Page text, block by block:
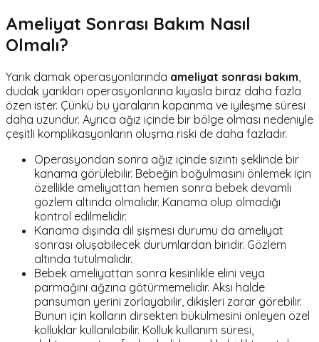
Ameliyat Sonrası Bakım Nasıl
Olmalı?
Yarık damak operasyonlarında ameliyat sonrası bakım,
dudak yarıkları operasyonlarına kıyasla biraz daha fazla
özen ister. Çünkü bu yaraların kapanma ve iyileşme süresi
daha uzundur. Ayrıca ağız içinde bir bölge olması nedeniyle
çeşitli komplikasyonların oluşma riski de daha fazladır.
Operasyondan sonra ağız içinde sızıntı şeklinde bir
kanama görülebilir. Bebeğin boğulmasını önlemek için
özellikle ameliyattan hemen sonra bebek devamlı
gözlem altında olmalıdır. Kanama olup olmadığı
kontrol edilmelidir.
Kanama dışında dil şişmesi durumu da ameliyat
sonrası oluşabilecek durumlardan biridir. Gözlem
altında tutulmalıdır.
Bebek ameliyattan sonra kesinlikle elini veya
parmağını ağzına götürmemelidir. Aksi halde
pansuman yerini zorlayabilir, dikişleri zarar görebilir.
Bunun için kolların dirsekten bükülmesini önleyen özel
kolluklar kullanılabilir. Kolluk kullanım süresi,